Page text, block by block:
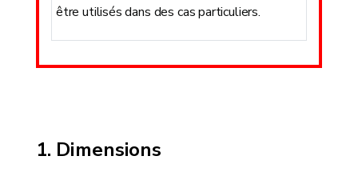
être utilisés dans des cas particuliers.
Dimensions